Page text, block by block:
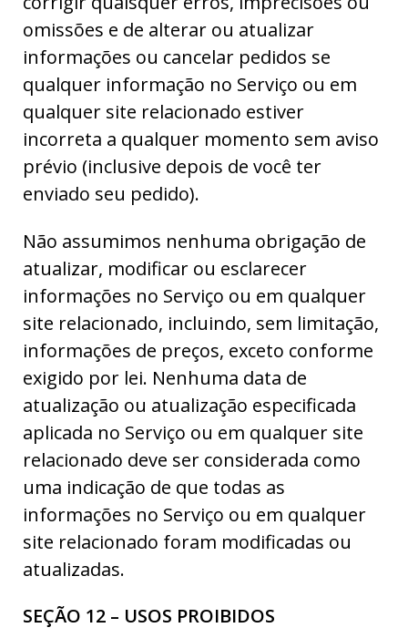
omissões e de alterar ou atualizar
informações ou cancelar pedidos se
qualquer informação no Serviço ou em
qualquer site relacionado estiver
incorreta a qualquer momento sem aviso
prévio (inclusive depois de você ter
enviado seu pedido).
Não assumimos nenhuma obrigação de
atualizar, modificar ou esclarecer
informações no Serviço ou em qualquer
site relacionado, incluindo, sem limitação,
informações de preços, exceto conforme
exigido por lei. Nenhuma data de
atualização ou atualização especificada
aplicada no Serviço ou em qualquer site
relacionado deve ser considerada como
uma indicação de que todas as
informações no Serviço ou em qualquer
site relacionado foram modificadas ou
atualizadas.
SEÇÃO 12 – USOS PROIBIDOS